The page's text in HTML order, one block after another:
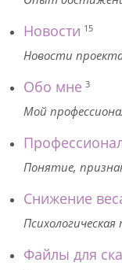
Новости 15
Новости
Обо мне 3
Мой
Понятие,
Снижение
Файлы для